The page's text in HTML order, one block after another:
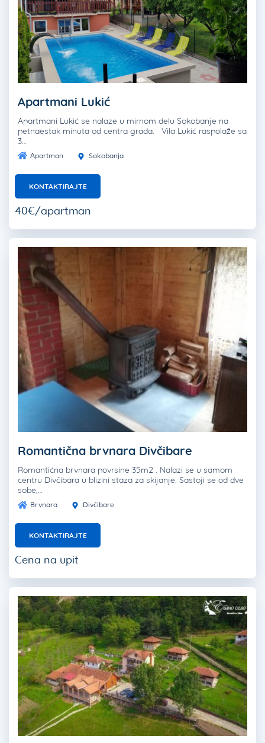
Apartmani Lukić
Apartmani Lukić se nalaze u mirnom delu Sokobanje na
petnaestak minuta od centra grada. Vila Lukić raspolaže sa
3…
Apartman Sokobanja
KONTAKTIRAJTE
40€/apartman
Romantična brvnara Divčibare
Romantićna brvnara povrsine 35m2 . Nalazi se u samom
centru Divčibara u blizini staza za skijanje. Sastoji se od dve
sobe,…
Brvnara Divčibare
KONTAKTIRAJTE
Cena na upit